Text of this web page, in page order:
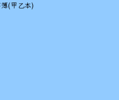
(甲乙本)